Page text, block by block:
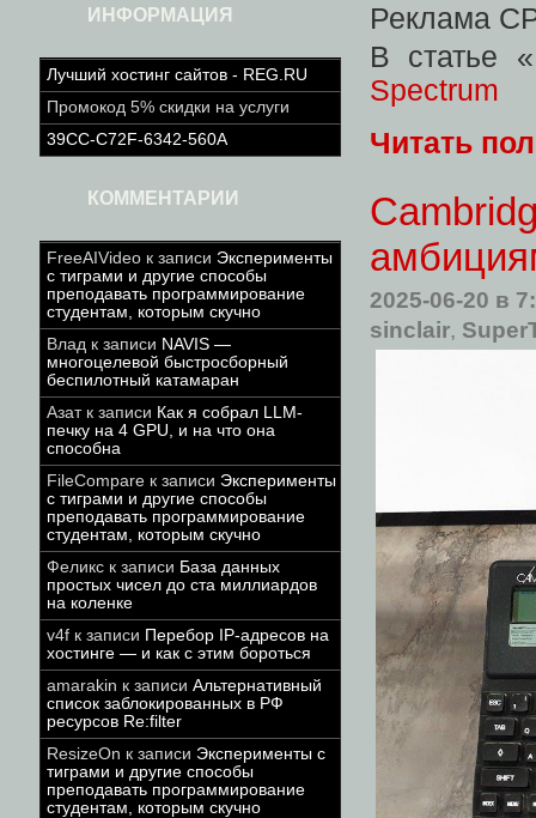
ИНФОРМАЦИЯ
Лучший хостинг сайтов - REG.RU
Промокод 5% скидки на услуги
39CC-C72F-6342-560A
КОММЕНТАРИИ
FreeAIVideo к записи Эксперименты
с тиграми и другие способы
преподавать программирование
студентам, которым скучно
Влад к записи NAVIS —
многоцелевой быстросборный
беспилотный катамаран
Азатк записи Как я собрал LLM-
печку на 4 GPU, и на что она
способна
FileCompare к записи Эксперименты
с тиграми и другие способы
преподавать программирование
студентам, которым скучно
Феликс к записи База данных
простых чисел до ста миллиардов
на коленке
v4f к записи Перебор IP-адресов на
хостинге — и как с этим бороться
amarakin к записи Альтернативный
список заблокированных в РФ
ресурсов Re:filter
ResizeOn к записи Эксперименты с
тиграми и другие способы
преподавать программирование
студентам, которым скучно
Реклама
В статье «
Spectrum
Читать
2025-06-20 в
sinclair,